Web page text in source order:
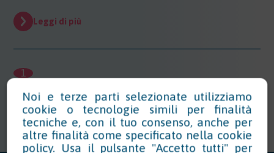
Leggi di più
1
Noi e terze parti selezionate utilizziamo
cookie o tecnologie simili per finalità
tecniche e, con il tuo consenso, anche per
altre finalità come specificato nella cookie
policy. Usa il pulsante "Accetto tutti" per